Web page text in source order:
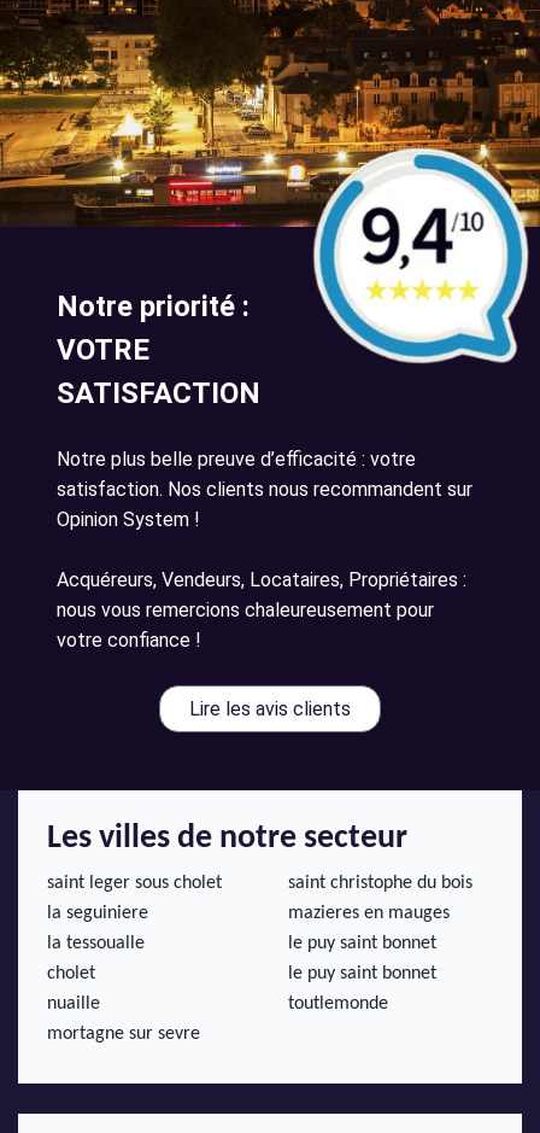
Notre priorité :
VOTRE
SATISFACTION
Notre plus belle preuve d’efficacité : votre
satisfaction. Nos clients nous recommandent sur
Opinion System !
Acquéreurs, Vendeurs, Locataires, Propriétaires :
nous vous remercions chaleureusement pour
votre confiance !
Lire les avis clients
Les villes de notre secteur
saint leger sous cholet
saint christophe du bois
la seguiniere
mazieres en mauges
la tessoualle
le puy saint bonnet
cholet
le puy saint bonnet
nuaille
toutlemonde
mortagne sur sevre